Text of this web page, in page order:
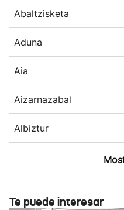
Abaltzisketa
Aduna
Aia
Aizarnazabal
Albiztur
Te puede interesar